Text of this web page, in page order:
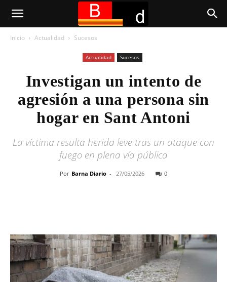
Inicio Actualidad Sucesos
Actualidad Sucesos
Investigan un intento de
agresión a una persona sin
hogar en Sant Antoni
La víctima resulta herida leve tras un ataque con
fuego en plena vía pública
Por Barna Diario - 27/05/2026 0